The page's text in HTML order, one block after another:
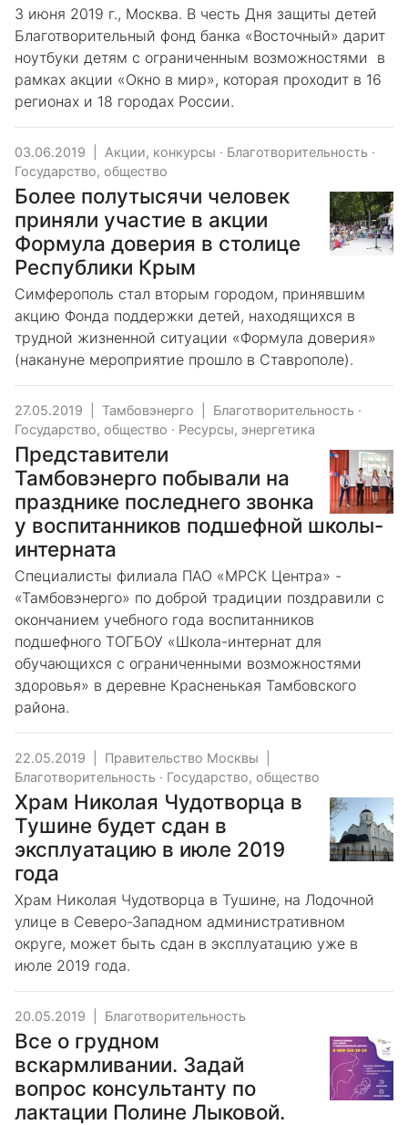
3 июня 2019 г., Москва. В честь Дня защиты детей
Благотворительный фонд банка «Восточный» дарит
ноутбуки детям с ограниченным возможностями в
рамках акции «Окно в мир», которая проходит в 16
регионах и 18 городах России.
03.06.2019 Акции, конкурсы · Благотворительность ·
Государство, общество
Более полутысячи человек
приняли участие в акции
Формула доверия в столице
Республики Крым
Симферополь стал вторым городом, принявшим
акцию Фонда поддержки детей, находящихся в
трудной жизненной ситуации «Формула доверия»
(накануне мероприятие прошло в Ставрополе).
27.05.2019 Тамбовэнерго Благотворительность ·
Государство, общество · Ресурсы, энергетика
Представители
Тамбовэнерго побывали на
празднике последнего звонка
у воспитанников подшефной школы-
интерната
Специалисты филиала ПАО «МРСК Центра» -
«Тамбовэнерго» по доброй традиции поздравили с
окончанием учебного года воспитанников
подшефного ТОГБОУ «Школа-интернат для
обучающихся с ограниченными возможностями
здоровья» в деревне Красненькая Тамбовского
района.
22.05.2019 Правительство Москвы
Благотворительность · Государство, общество
Храм Николая Чудотворца в
Тушине будет сдан в
эксплуатацию в июле 2019
года
Храм Николая Чудотворца в Тушине, на Лодочной
улице в Северо-Западном административном
округе, может быть сдан в эксплуатацию уже в
июле 2019 года.
20.05.2019 Благотворительность
Все о грудном
вскармливании. Задай
вопрос консультанту по
лактации Полине Лыковой.